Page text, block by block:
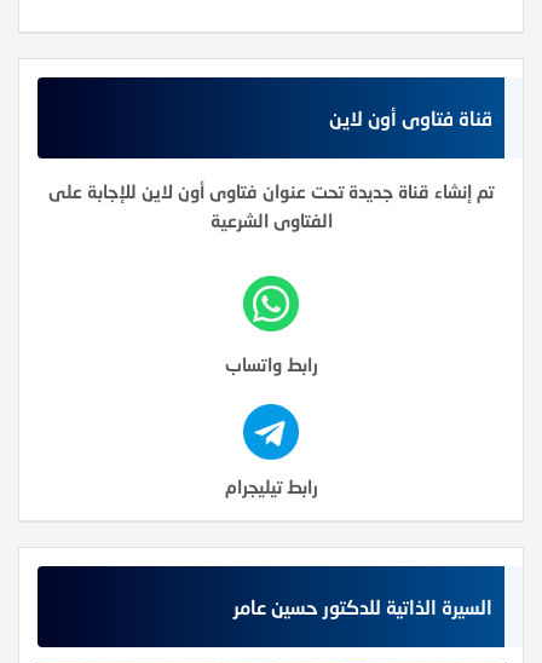
قناة فتاوى أون لاين
تم إنشاء قناة جديدة تحت عنوان فتاوى أون لاين للإجابة على
الفتاوى الشرعية
رابط واتساب
رابط تيليجرام
السيرة الذاتية للدكتور حسين عامر